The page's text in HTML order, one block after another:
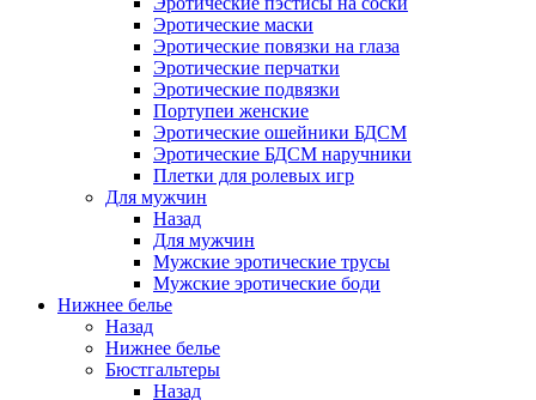
Эротические маски
Эротические повязки на глаза
Эротические перчатки
Эротические подвязки
Портупеи женские
Эротические ошейники БДСМ
Эротические БДСМ наручники
Плетки для ролевых игр
Для мужчин
Назад
Для мужчин
Мужские эротические трусы
Мужские эротические боди
Нижнее белье
Назад
Нижнее белье
Бюстгальтеры
Назад